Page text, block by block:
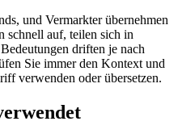
und Vermarkter übernehmen
schnell auf, teilen sich in
driften je nach
Sie immer den Kontext und
verwenden oder übersetzen.